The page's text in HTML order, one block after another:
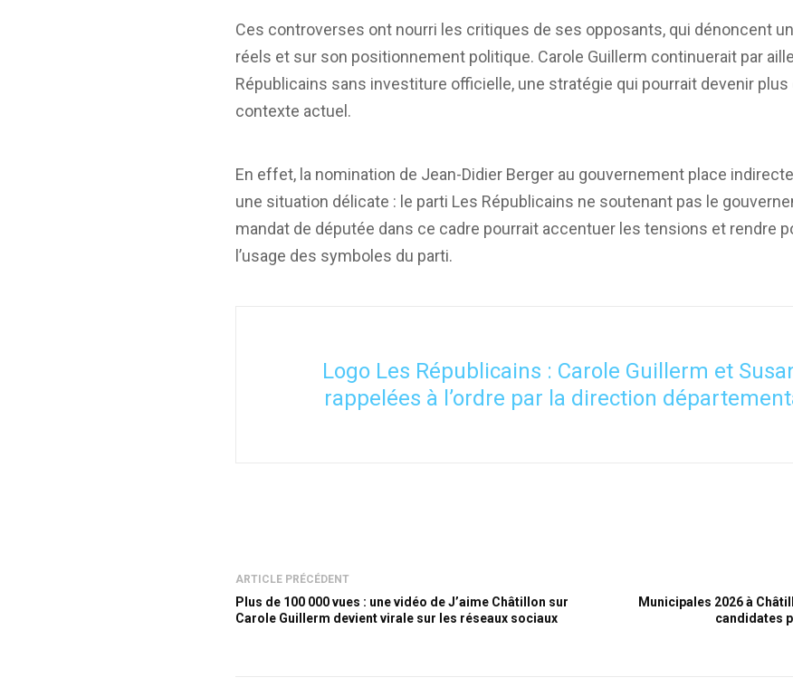
Ces controverses ont nourri les critiques de ses opposants, qui dénoncent
réels et sur son positionnement politique. Carole Guillerm continuerait par
Républicains sans investiture officielle, une stratégie qui pourrait devenir
contexte actuel.
En effet, la nomination de Jean-Didier Berger au gouvernement place
une situation délicate : le parti Les Républicains ne soutenant pas le
mandat de députée dans ce cadre pourrait accentuer les tensions et rendre
l’usage des symboles du parti.
Logo Les Républicains : Carole Guillerm et
rappelées à l’ordre par la direction
ARTICLE PRÉCÉDENT
Plus de 100 000 vues : une vidéo de J’aime Châtillon sur
Carole Guillerm devient virale sur les réseaux sociaux
Municipales 2026 à
candidates